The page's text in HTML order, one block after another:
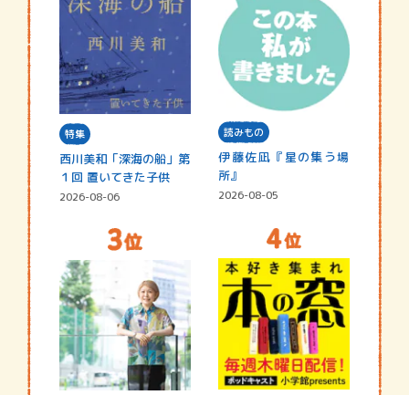
特集
西川美和「深海の船」第
１回 置いてきた子供
2026-08-06
読みもの
伊藤佐凪『星の集う場
所』
2026-08-05